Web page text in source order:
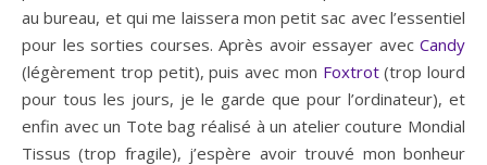
au bureau, et qui me laissera mon petit sac avec l’essentiel
pour les sorties courses. Après avoir essayer avec Candy
(légèrement trop petit), puis avec mon Foxtrot(trop lourd
pour tous les jours, je le garde que pour l’ordinateur), et
enfin avec un Tote bag réalisé à un atelier couture Mondial
Tissus (trop fragile), j’espère avoir trouvé mon bonheur